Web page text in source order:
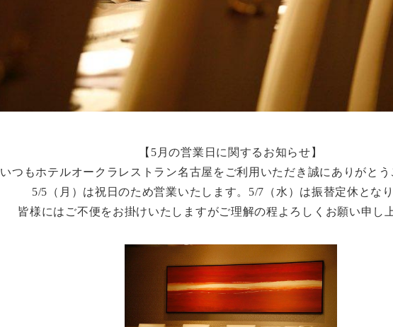
【5月の営業日に関するお知らせ】
いつもホテルオークラレストラン名古屋をご利用いただき誠にありがとう
5/5（月）は祝日のため営業いたします。5/7（水）は振替定休となり
皆様にはご不便をお掛けいたしますがご理解の程よろしくお願い申し